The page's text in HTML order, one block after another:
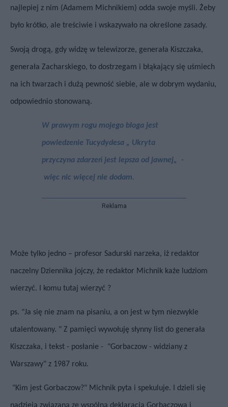
najlepiej z nim (Adamem Michnikiem) odda swoje myśli. Żeby
było krótko, ale treściwie i wskazywało na określone zasady.
Swoją drogą, gdy widzę w telewizorze, generała Kiszczaka,
generała Zacharskiego, to dostrzegam i błąkający się uśmiech
na ich twarzach i dużą pewność siebie, ale w dobrym wydaniu,
odpowiednio stonowaną.
W prawym rogu mojego bloga jest
powiedzenie Tucydydesa „ Ukryta
przyczyna zdarzeń jest lepsza od jawnej„ -
więc nic więcej nie dodam.
Reklama
Może tylko jedno – profesor Sadurski narzeka, iż redaktor
naczelny Dziennika jojczy, że redaktor Michnik każe ludziom
wierzyć. I komu tutaj wierzyć ?
ps. "Ja się nie znam na pisaniu, a on jest w tym niezwykle
utalentowany. " Z pamięci wywołuję słynny list do generała
Kiszczaka, i tekst - posłanie - "Gorbaczow - widziany z
Warszawy" z 1987 roku.
"Kim jest Gorbaczow?" Michnik pyta i spekuluje. I dzieli się